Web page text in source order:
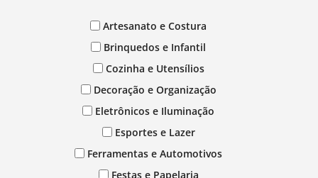
Artesanato e Costura
Brinquedos e Infantil
Cozinha e Utensílios
Decoração e Organização
Eletrônicos e Iluminação
Esportes e Lazer
Ferramentas e Automotivos
Festas e Papelaria